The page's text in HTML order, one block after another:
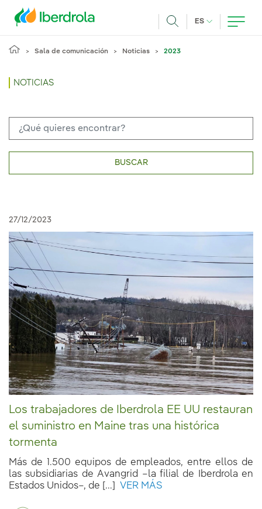
ES IDIOMA
Sala de comunicación Noticias 2023
NOTICIAS
BUSCAR
27/12/2023
Los trabajadores de Iberdrola EE UU restauran
el suministro en Maine tras una histórica
tormenta
Más de 1.500 equipos de empleados, entre ellos de
las subsidiarias de Avangrid –la filial de Iberdrola en
Estados Unidos–, de [...]
VER MÁS